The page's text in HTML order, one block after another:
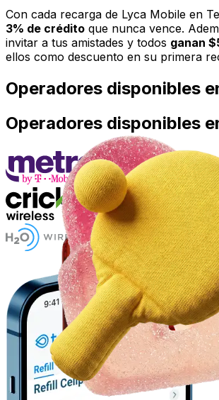
Con cada recarga de Lyca Mobile en
3% de crédito que nunca vence.
invitar a tus amistades y todos ganan
ellos como descuento en su primera
Operadores disponibles
Operadores disponibles